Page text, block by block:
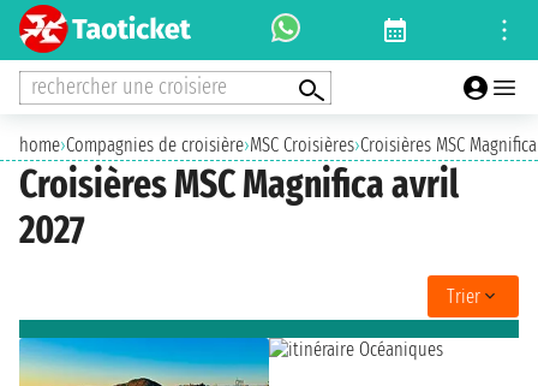
rechercher une croisiere
home›Compagnies de croisière›MSC Croisières›Croisières MSC Magnifica
Croisières MSC Magnifica avril
2027
Trier